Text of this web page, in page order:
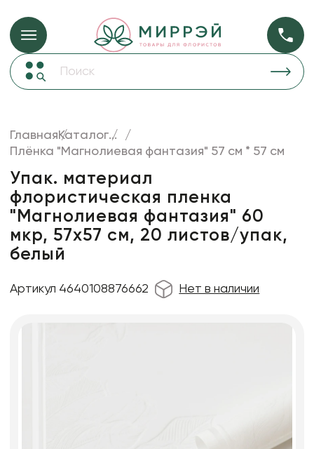
Упаковка для цветов и подарков Упаковка для
Коробки для цветов
Декор для дома
Сухоцветы
Лента
Товары для флористов
Изделия из металла
ГлавнаяКаталог...
Плёнка "Магнолиевая фантазия" 57 см * 57 см
Упак. материал
флористическая пленка
"Магнолиевая фантазия" 60
мкр, 57х57 см, 20 листов/упак,
белый
Артикул 4640108876662 Нет в наличии